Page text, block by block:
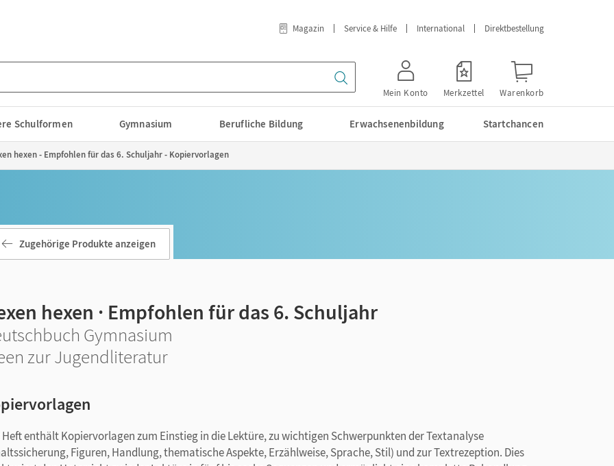
Magazin Service & Hilfe International Direktbestellung
Mein Konto Merkzettel Warenkorb
Schulformen Gymnasium Berufliche Bildung Erwachsenenbildung Startchancen
hexen - Empfohlen für das 6. Schuljahr - Kopiervorlagen
Zugehörige Produkte anzeigen
hexen · Empfohlen für das 6. Schuljahr
Gymnasium
zur Jugendliteratur
Heft enthält Kopiervorlagen zum Einstieg in die Lektüre, zu wichtigen Schwerpunkten der Textanalyse
Figuren, Handlung, thematische Aspekte, Erzählweise, Sprache, Stil) und zur Textrezeption. Dies